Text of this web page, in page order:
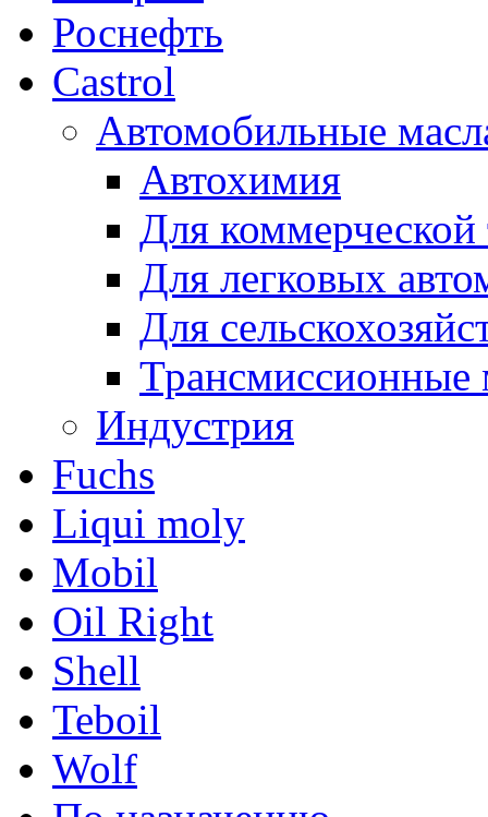
Роснефть
Castrol
Автомобильные
Автохимия
Для коммерческой
Для легковых
Для
Трансмиссионные
Индустрия
Fuchs
Liqui moly
Mobil
Oil Right
Shell
Teboil
Wolf